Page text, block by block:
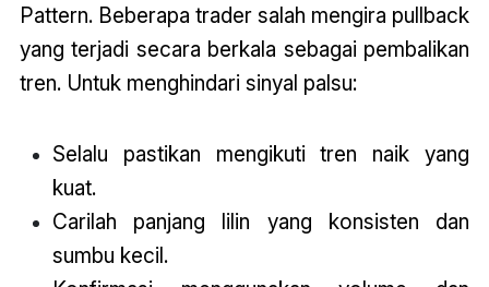
Pattern. Beberapa trader salah mengira pullback
yang terjadi secara berkala sebagai pembalikan
tren. Untuk menghindari sinyal palsu:
Selalu pastikan mengikuti tren naik yang
kuat.
Carilah panjang lilin yang konsisten dan
sumbu kecil.